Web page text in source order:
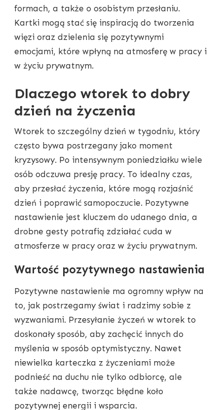
formach, a także o osobistym przesłaniu.
Kartki mogą stać się inspiracją do tworzenia
więzi oraz dzielenia się pozytywnymi
emocjami, które wpłyną na atmosferę w pracy i
w życiu prywatnym.
Dlaczego wtorek to dobry
dzień na życzenia
Wtorek to szczególny dzień w tygodniu, który
często bywa postrzegany jako moment
kryzysowy. Po intensywnym poniedziałku wiele
osób odczuwa presję pracy. To idealny czas,
aby przesłać życzenia, które mogą rozjaśnić
dzień i poprawić samopoczucie. Pozytywne
nastawienie jest kluczem do udanego dnia, a
drobne gesty potrafią zdziałać cuda w
atmosferze w pracy oraz w życiu prywatnym.
Wartość pozytywnego nastawienia
Pozytywne nastawienie ma ogromny wpływ na
to, jak postrzegamy świat i radzimy sobie z
wyzwaniami. Przesyłanie życzeń w wtorek to
doskonały sposób, aby zachęcić innych do
myślenia w sposób optymistyczny. Nawet
niewielka karteczka z życzeniami może
podnieść na duchu nie tylko odbiorcę, ale
także nadawcę, tworząc błędne koło
pozytywnej energii i wsparcia.